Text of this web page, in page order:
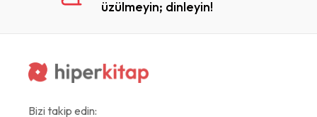
üzülmeyin; dinleyin!
Bizi takip edin: